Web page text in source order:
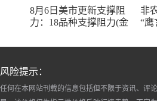
8月6日美市更新支撑阻
力：18品种支撑阻力(金
十大货币对)
非
“鹰
风险提示：
任何在本网站刊载的信息包括但不限于资讯、评